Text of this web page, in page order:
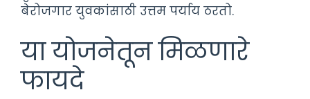
बेरोजगार युवकांसाठी उत्तम पर्याय ठरतो.
या योजनेतून मिळणारे
फायदे